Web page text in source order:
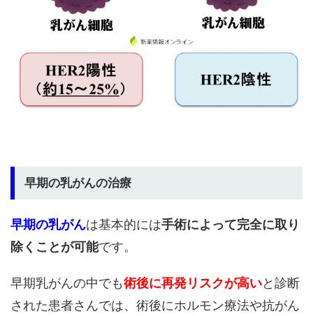
早期の乳がんの治療
早期の乳がんは基本的には手術によって完全に取り
除くことが可能です。
早期乳がんの中でも術後に再発リスクが高いと診断
された患者さんでは、術後にホルモン療法や抗がん